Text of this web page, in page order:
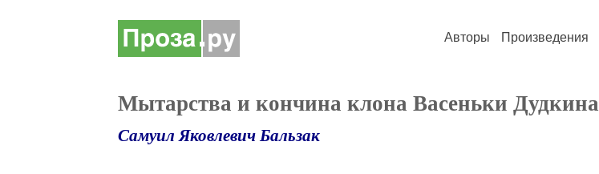
Авторы Произведения
Мытарства и кончина клона Васеньки Дудкина
Самуил Яковлевич Бальзак